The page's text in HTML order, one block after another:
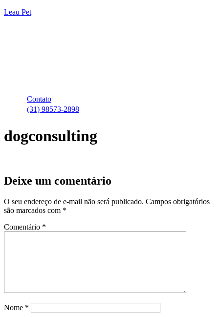
Leau Pet
Contato
(31) 98573-2898
dogconsulting
Deixe um comentário
O seu endereço de e-mail não será publicado. Campos obrigatórios
são marcados com *
Comentário *
Nome *